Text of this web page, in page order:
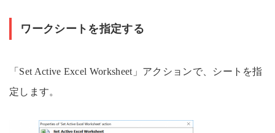
ワークシートを指定する
「Set Active Excel Worksheet」アクションで、シートを指
定します。